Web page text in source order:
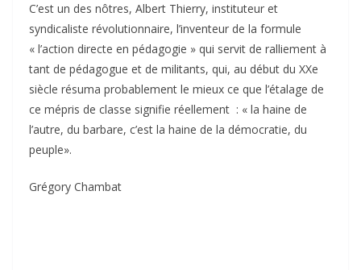
C’est un des nôtres, Albert Thierry, instituteur et
syndicaliste révolutionnaire, l’inventeur de la formule
« l’action directe en pédagogie » qui servit de ralliement à
tant de pédagogue et de militants, qui, au début du XXe
siècle résuma probablement le mieux ce que l’étalage de
ce mépris de classe signifie réellement : « la haine de
l’autre, du barbare, c’est la haine de la démocratie, du
peuple».
Grégory Chambat